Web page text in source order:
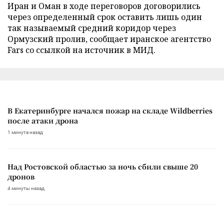
Иран и Оман в ходе переговоров договорились
через определенный срок оставить лишь один
так называемый средний коридор через
Ормузский пролив, сообщает иранское агентство
Fars со ссылкой на источник в МИД.
В Екатеринбурге начался пожар на складе Wildberries
после атаки дрона
1 минута назад
Над Ростовской областью за ночь сбили свыше 20
дронов
4 минуты назад